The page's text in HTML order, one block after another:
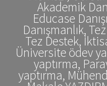
Akademik
Educase
Danışmanlık,
Tez Destek,
Üniversite ödev
yaptırma,
yaptırma,